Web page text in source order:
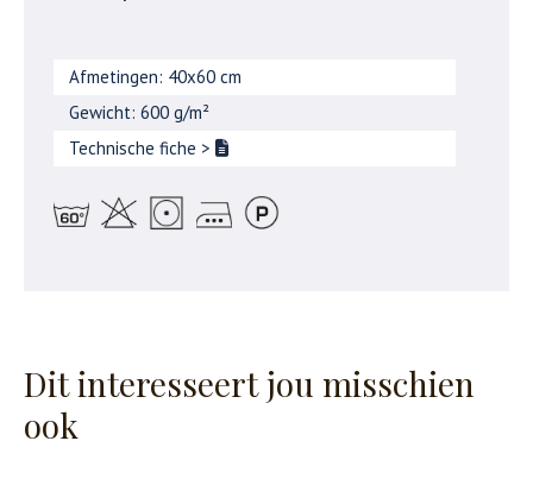
Afmetingen: 40x60 cm
Gewicht: 600 g/m²
Technische fiche >
Dit interesseert jou misschien
ook